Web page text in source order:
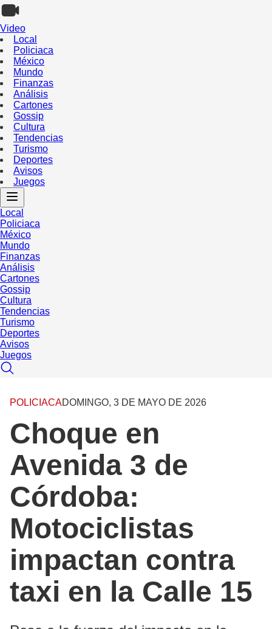
Video
Local
Policiaca
México
Mundo
Finanzas
Análisis
Cartones
Gossip
Cultura
Tendencias
Turismo
Deportes
Avisos
Juegos
Local
Policiaca
México
Mundo
Finanzas
Análisis
Cartones
Gossip
Cultura
Tendencias
Turismo
Deportes
Avisos
Juegos
POLICIACADOMINGO, 3 DE MAYO DE 2026
Choque en
Avenida 3 de
Córdoba:
Motociclistas
impactan contra
taxi en la Calle 15